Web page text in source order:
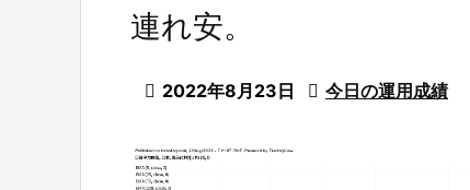
連れ安。
 2022年8月23日  今日の運用成績